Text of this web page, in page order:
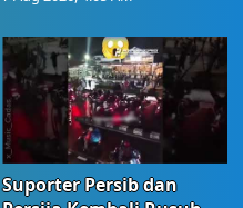
Suporter Persib dan